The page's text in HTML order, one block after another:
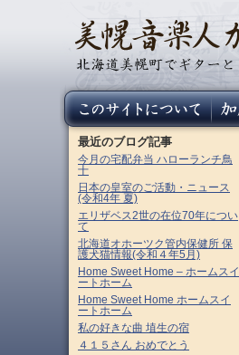
最近のブログ記事
今月の宅配弁当 ハローランチ鳥
十
日本の皇室のご活動・ニュース
(令和4年 夏)
エリザベス2世の在位70年につい
て
北海道オホーツク管内保健所 保
護犬猫情報(令和４年5月)
Home Sweet Home – ホームスイ
ートホーム
Home Sweet Home ホームスイ
ートホーム
私の好きな曲 埴生の宿
４１５さん おめでとう